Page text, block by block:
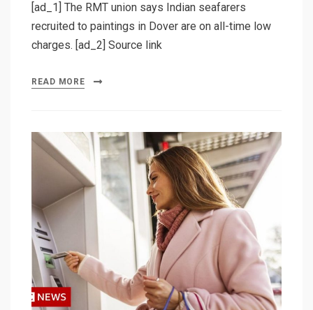
[ad_1] The RMT union says Indian seafarers
recruited to paintings in Dover are on all-time low
charges. [ad_2] Source link
READ MORE